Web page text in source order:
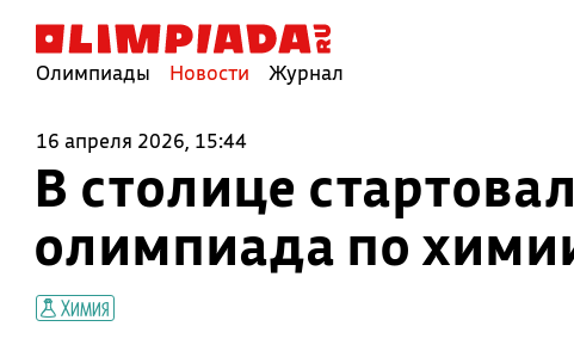
Олимпиады Новости Журнал
16 апреля 2026, 15:44
В столице
олимпиада по
Химия